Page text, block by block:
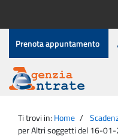
contenuto
Menu
di
servizio
Prenota appuntamento
Agenzia
Entrate
principale
Ti trovi in: Home
per Altri soggetti del 16-